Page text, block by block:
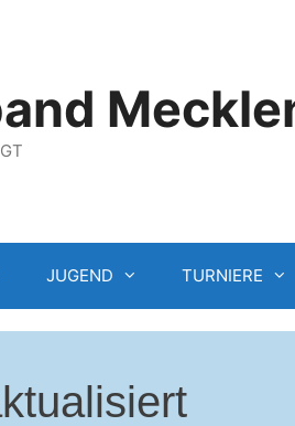
JUGEND TURNIERE